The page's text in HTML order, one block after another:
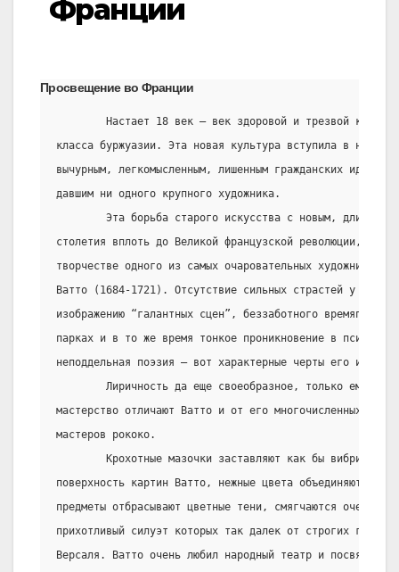
Франции
Просвещение во Франции
Настает 18 век – век здоровой и трезвой
класса буржуазии. Эта новая культура вступила в
вычурным, легкомысленным, лишенным гражданских идей
давшим ни одного крупного художника.
Эта борьба старого искусства с новым,
столетия вплоть до Великой французской революции,
творчестве одного из самых очаровательных художников
Ватто (1684-1721). Отсутствие сильных страстей у
изображению “галантных сцен”, беззаботного
парках и в то же время тонкое проникновение в
неподдельная поэзия – вот характерные черты его
Лиричность да еще своеобразное, только ему
мастерство отличают Ватто и от его многочисленных
мастеров рококо.
Крохотные мазочки заставляют как бы
поверхность картин Ватто, нежные цвета объединяются
предметы отбрасывают цветные тени, смягчаются
прихотливый силуэт которых так далек от строгих
Версаля. Ватто очень любил народный театр и посвятил